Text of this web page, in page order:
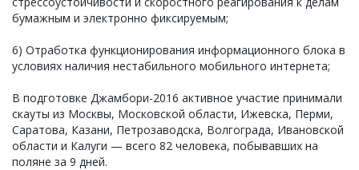
бумажным и электронно фиксируемым;
6) Отработка функционирования информационного блока в
условиях наличия нестабильного мобильного интернета;
В подготовке Джамбори-2016 активное участие принимали
скауты из Москвы, Московской области, Ижевска, Перми,
Саратова, Казани, Петрозаводска, Волгограда, Ивановской
области и Калуги — всего 82 человека, побывавших на
поляне за 9 дней.